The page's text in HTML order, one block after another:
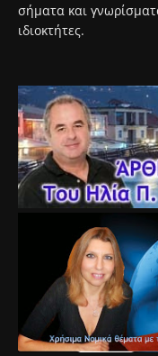
σήματα και
ιδιοκτήτες.